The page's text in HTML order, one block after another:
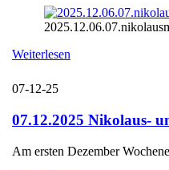
Weiterlesen
07-12-25
07.12.2025 Nikolaus-
Am ersten Dezember